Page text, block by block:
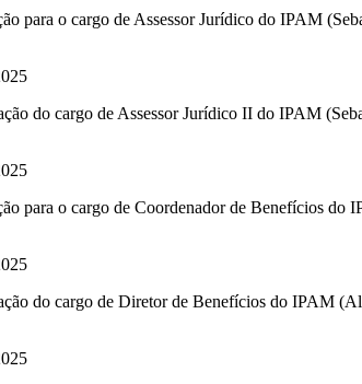
para o cargo de Assessor Jurídico do IPAM
do cargo de Assessor Jurídico II do IPAM
para o cargo de Coordenador de Benefícios do
do cargo de Diretor de Benefícios do IPAM